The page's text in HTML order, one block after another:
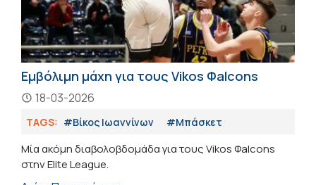
Εμβόλιμη μάχη για τους Vikos Φalcons
18-03-2026
TAGS: #Βίκος Ιωαννίνων #Μπάσκετ
Μία ακόμη διαβολοβδομάδα για τους Vikos Φalcons
στην Elite League.